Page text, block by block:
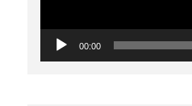
00:00